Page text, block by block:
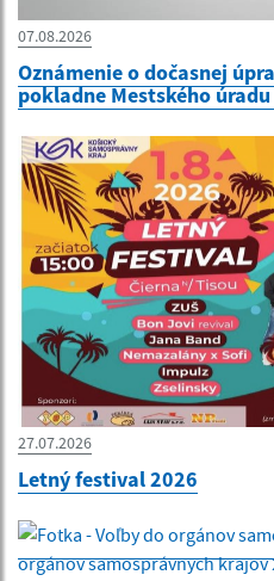
07.08.2026
Oznámenie o dočasnej
pokladne Mestského
27.07.2026
Letný festival 2026